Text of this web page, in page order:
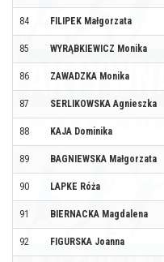
84 FILIPEK Małgorzata
85 WYRĄBKIEWICZ Monika
86 ZAWADZKA Monika
87 SERLIKOWSKA Agnieszka
88 KAJA Dominika
89 BAGNIEWSKA Małgorzata
90 LAPKE Róża
91 BIERNACKA Magdalena
92 FIGURSKA Joanna